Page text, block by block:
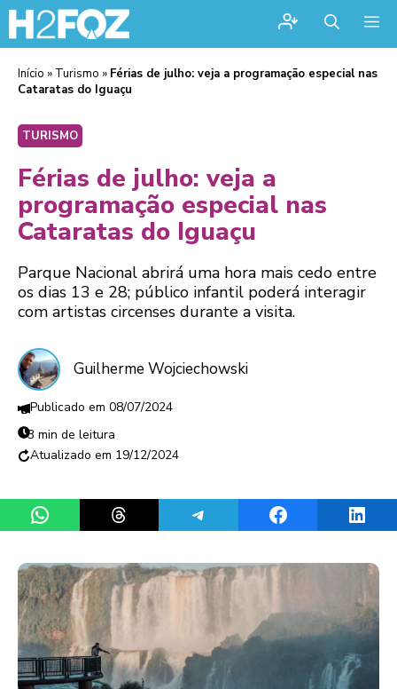
Início » Turismo » Férias de julho: veja a programação especial nas
Cataratas do Iguaçu
TURISMO
Férias de julho: veja a
programação especial nas
Cataratas do Iguaçu
Parque Nacional abrirá uma hora mais cedo entre
os dias 13 e 28; público infantil poderá interagir
com artistas circenses durante a visita.
Guilherme Wojciechowski
08/07/2024
3 min de leitura
19/12/2024
Share on WhatsAppShare on ThreadsShare on TelegramShare on Facebook